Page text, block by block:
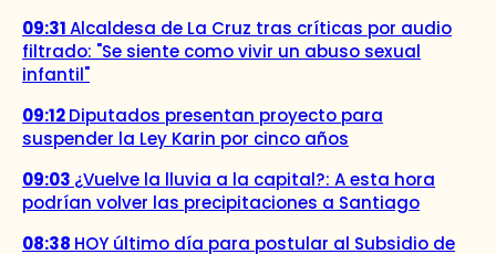
09:31Alcaldesa de La Cruz tras críticas por audio
filtrado: "Se siente como vivir un abuso sexual
infantil"
09:12Diputados presentan proyecto para
suspender la Ley Karin por cinco años
09:03 ¿Vuelve la lluvia a la capital?: A esta hora
podrían volver las precipitaciones a Santiago
08:38 HOY último día para postular al Subsidio de